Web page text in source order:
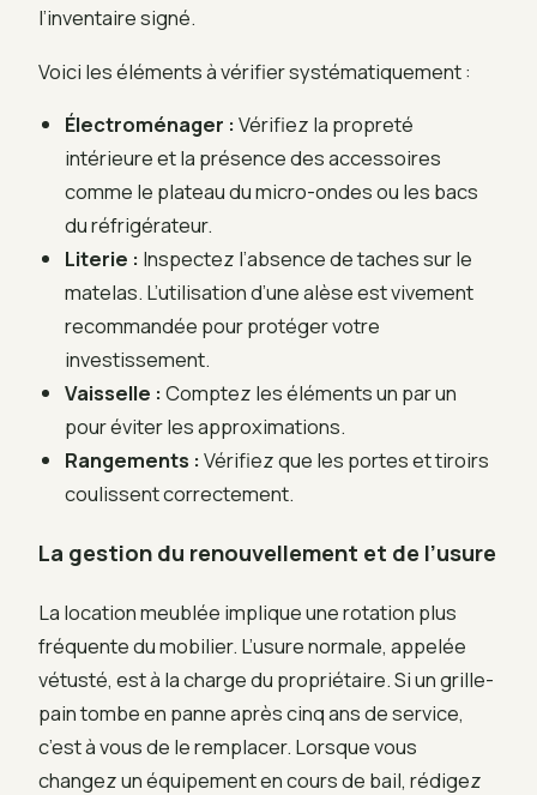
l’inventaire signé.
Voici les éléments à vérifier systématiquement :
Électroménager : Vérifiez la propreté
intérieure et la présence des accessoires
comme le plateau du micro-ondes ou les bacs
du réfrigérateur.
Literie : Inspectez l’absence de taches sur le
matelas. L’utilisation d’une alèse est vivement
recommandée pour protéger votre
investissement.
Vaisselle : Comptez les éléments un par un
pour éviter les approximations.
Rangements : Vérifiez que les portes et tiroirs
coulissent correctement.
La gestion du renouvellement et de l’usure
La location meublée implique une rotation plus
fréquente du mobilier. L’usure normale, appelée
vétusté, est à la charge du propriétaire. Si un grille-
pain tombe en panne après cinq ans de service,
c’est à vous de le remplacer. Lorsque vous
changez un équipement en cours de bail, rédigez